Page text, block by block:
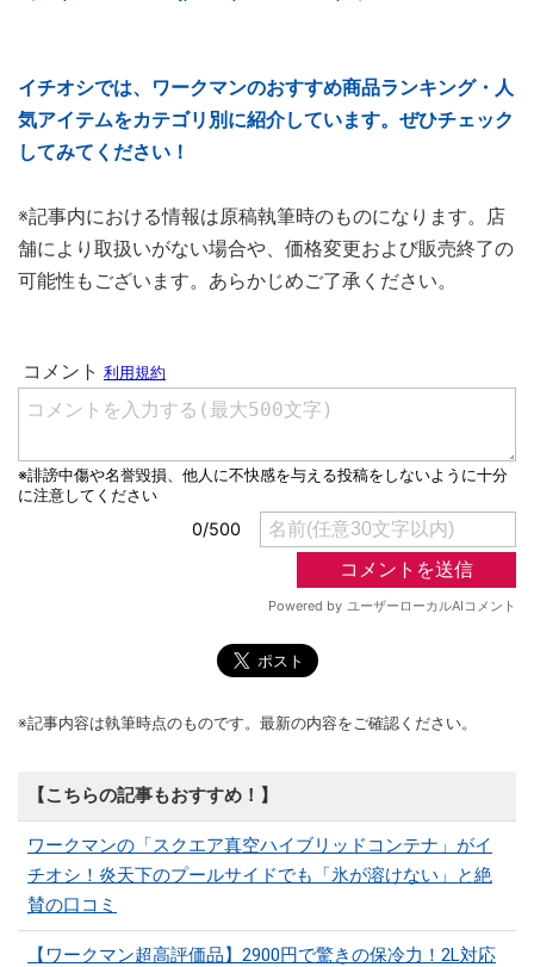
イチオシでは、ワークマンのおすすめ商品ランキング・人
気アイテムをカテゴリ別に紹介しています。ぜひチェック
してみてください！
※記事内における情報は原稿執筆時のものになります。店
舗により取扱いがない場合や、価格変更および販売終了の
可能性もございます。あらかじめご了承ください。
※記事内容は執筆時点のものです。最新の内容をご確認ください。
【こちらの記事もおすすめ！】
ワークマンの「スクエア真空ハイブリッドコンテナ」がイ
チオシ！炎天下のプールサイドでも「氷が溶けない」と絶
賛の口コミ
【ワークマン超高評価品】2900円で驚きの保冷力！2L対応